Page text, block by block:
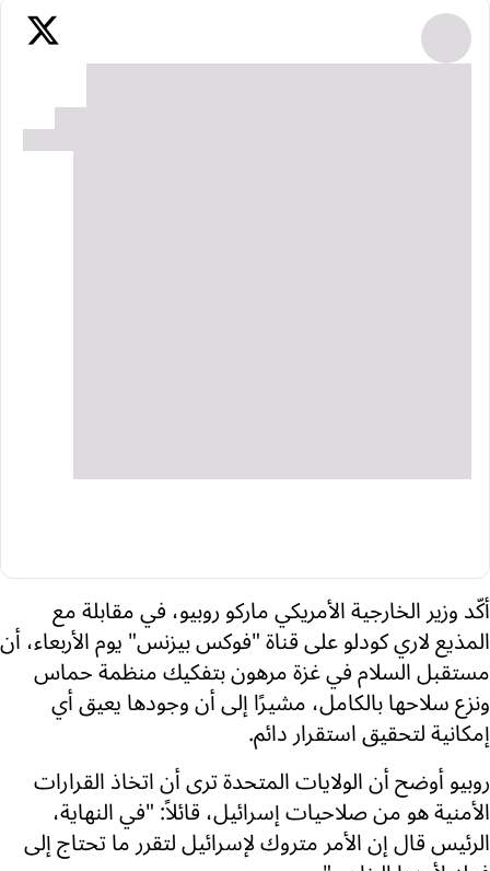
أكّد وزير الخارجية الأمريكي ماركو روبيو، في مقابلة مع
المذيع لاري كودلو على قناة "فوكس بيزنس" يوم الأربعاء، أن
مستقبل السلام في غزة مرهون بتفكيك منظمة حماس
ونزع سلاحها بالكامل، مشيرًا إلى أن وجودها يعيق أي
إمكانية لتحقيق استقرار دائم.
روبيو أوضح أن الولايات المتحدة ترى أن اتخاذ القرارات
الأمنية هو من صلاحيات إسرائيل، قائلاً: "في النهاية،
الرئيس قال إن الأمر متروك لإسرائيل لتقرر ما تحتاج إلى